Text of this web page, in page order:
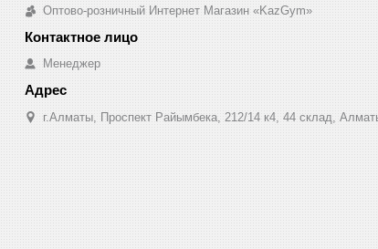
Оптово-розничный Интернет Магазин «KazGym»
Менеджер
г.Алматы, Проспект Райымбека, 212/14 к4, 44 склад,